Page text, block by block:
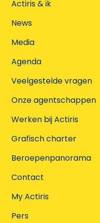
Actiris & ik
News
Media
Agenda
Veelgestelde vragen
Onze agentschappen
Werken bij Actiris
Grafisch charter
Beroepenpanorama
Contact
My Actiris
Pers